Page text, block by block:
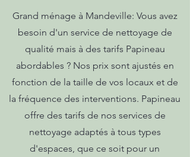
Grand ménage à Mandeville: Vous avez
besoin d'un service de nettoyage de
qualité mais à des tarifs Papineau
abordables ? Nos prix sont ajustés en
fonction de la taille de vos locaux et de
la fréquence des interventions. Papineau
offre des tarifs de nos services de
nettoyage adaptés à tous types
d'espaces, que ce soit pour un